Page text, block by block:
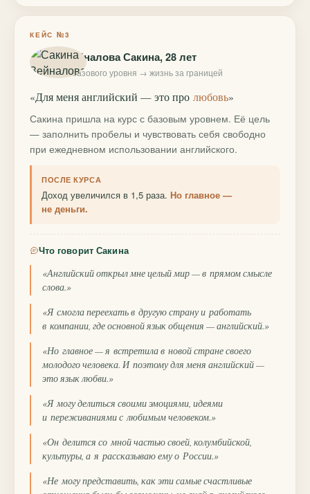
КЕЙС №3
Зейналова Сакина, 28 лет
с базового уровня → жизнь за границей
«Для меня английский — это про любовь»
Сакина пришла на курс с базовым уровнем. Её цель
— заполнить пробелы и чувствовать себя свободно
при ежедневном использовании английского.
ПОСЛЕ КУРСА
Доход увеличился в 1,5 раза. Но главное —
не деньги.
Что говорит Сакина
«Английский открыл мне целый мир — в прямом смысле
слова.»
«Я смогла переехать в другую страну и работать
в компании, где основной язык общения — английский.»
«Но главное — я встретила в новой стране своего
молодого человека. И поэтому для меня английский —
это язык любви.»
«Я могу делиться своими эмоциями, идеями
и переживаниями с любимым человеком.»
«Он делится со мной частью своей, колумбийской,
культуры, а я рассказываю ему о России.»
«Не могу представить, как эти самые счастливые